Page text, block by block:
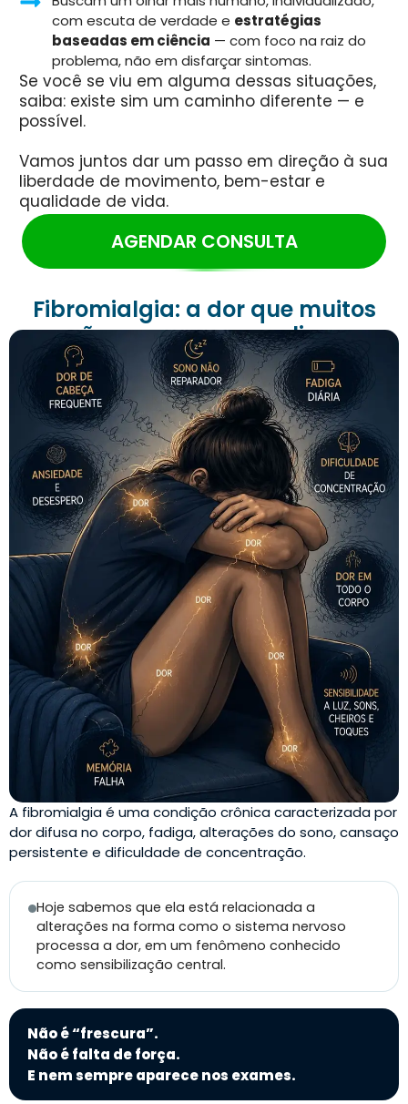
com escuta de verdade e estratégias
baseadas em ciência — com foco na raiz do
problema, não em disfarçar sintomas.
Se você se viu em alguma dessas situações,
saiba: existe sim um caminho diferente — e
possível.
Vamos juntos dar um passo em direção à sua
liberdade de movimento, bem-estar e
qualidade de vida.
AGENDAR CONSULTA
Fibromialgia: a dor que muitos
não conseguem explicar
A fibromialgia é uma condição crônica caracterizada por
dor difusa no corpo, fadiga, alterações do sono, cansaço
persistente e dificuldade de concentração.
Hoje sabemos que ela está relacionada a
alterações na forma como o sistema nervoso
processa a dor, em um fenômeno conhecido
como sensibilização central.
Não é “frescura”.
Não é falta de força.
E nem sempre aparece nos exames.